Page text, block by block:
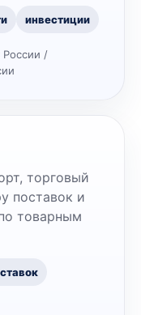
инвестиции
/
торговый
поставок и
товарным